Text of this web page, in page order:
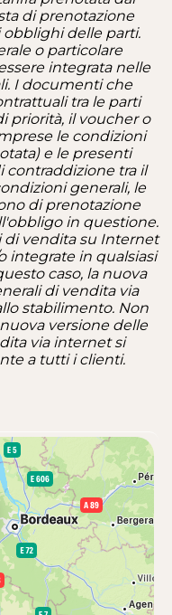
di prenotazione
delle parti.
o particolare
integrata nelle
I documenti che
tra le parti
priorità, il voucher o
le condizioni
e le presenti
contraddizione tra il
generali, le
di prenotazione
in questione.
di vendita su Internet
integrate in qualsiasi
caso, la nuova
di vendita via
stabilimento. Non
versione delle
via internet si
a tutti i clienti.